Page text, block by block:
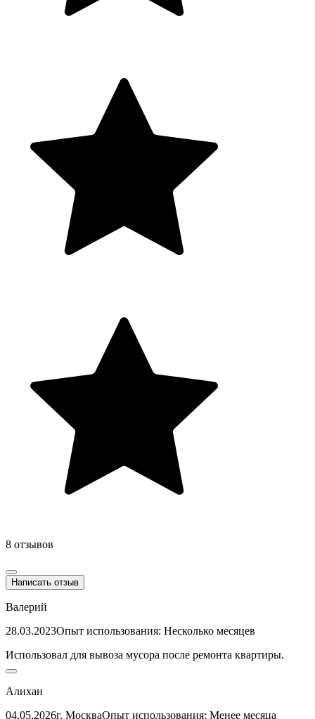
8 отзывов
Написать отзыв
Валерий
28.03.2023Опыт использования: Несколько месяцев
Использовал для вывоза мусора после ремонта квартиры.
Алихан
04.05.2026г. МоскваОпыт использования: Менее месяца